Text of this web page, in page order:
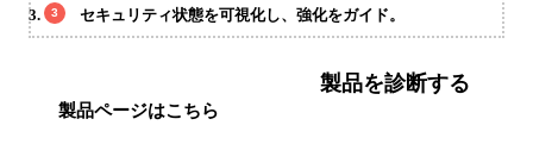
セキュリティ状態を可視化し、強化をガイド。
製品ページはこちら
製品を診断する